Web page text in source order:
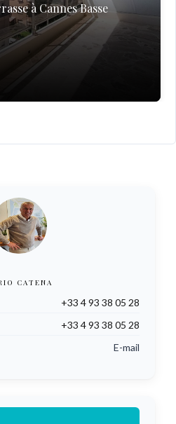
à Cannes Basse
CATENA
+33 4 93 38 05 28
+33 4 93 38 05 28
E-mail